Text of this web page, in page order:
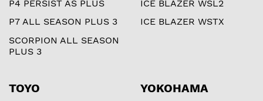
P4 PERSIST AS PLUS
P7 ALL SEASON PLUS 3
SCORPION ALL SEASON
PLUS 3
ICE BLAZER WSL2
ICE BLAZER WSTX
TOYO YOKOHAMA